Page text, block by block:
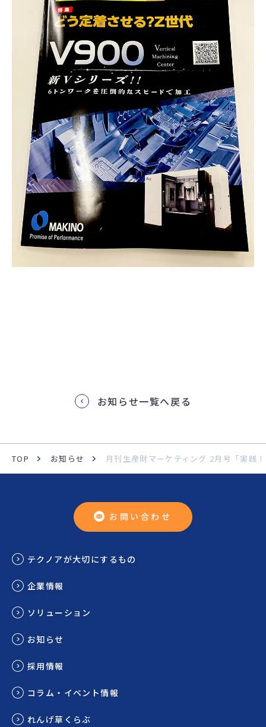
お知らせ一覧へ戻る
TOP お知らせ 月刊生産財マーケティング 2月号「実践
お問い合わせ
テクノアが大切にするもの
企業情報
ソリューション
お知らせ
採用情報
コラム・イベント情報
れんげ草くらぶ